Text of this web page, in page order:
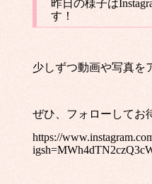
昨日の様子は
す！
少しずつ動画や写真を
ぜひ、フォローしてお
https://